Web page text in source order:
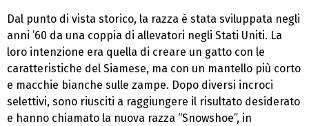
Dal punto di vista storico, la razza è stata sviluppata negli
anni ’60 da una coppia di allevatori negli Stati Uniti. La
loro intenzione era quella di creare un gatto con le
caratteristiche del Siamese, ma con un mantello più corto
e macchie bianche sulle zampe. Dopo diversi incroci
selettivi, sono riusciti a raggiungere il risultato desiderato
e hanno chiamato la nuova razza “Snowshoe”, in